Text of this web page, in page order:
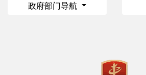
政府部门导航